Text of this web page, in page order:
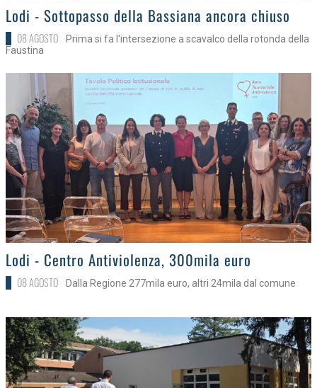
>Lodi - Sottopasso della Bassiana ancora chiuso
08 AGOSTO
Prima si fa l'intersezione a scavalco della rotonda della
Faustina
>Lodi - Centro Antiviolenza, 300mila euro
08 AGOSTO Dalla Regione 277mila euro, altri 24mila dal comune